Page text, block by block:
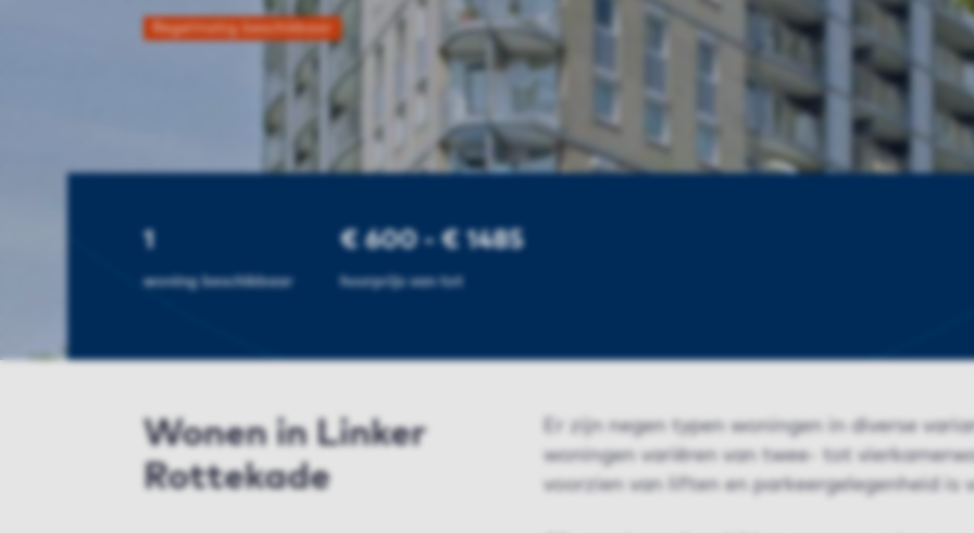
Regelmatig beschikbaar
1
woning beschikbaar
€ 600 - € 1485
huurprijs van tot
Wonen in Linker
Rottekade
Er zijn negen typen woningen in diverse
woningen variëren van twee- tot
voorzien van liften en parkeergelegenheid is